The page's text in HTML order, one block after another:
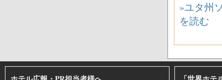
»ユタ州
を読む